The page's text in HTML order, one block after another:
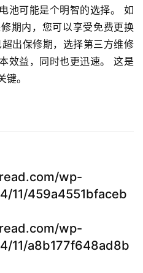
池可能是个明智的选择。 如
期内，您可以享受免费更换
出保修期，选择第三方维修
效益，同时也更迅速。 这是
。
wp-
11/459a4551bfaceb
wp-
11/a8b177f648ad8b